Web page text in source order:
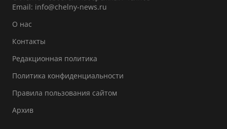
Email: info@chelny-news.ru
О нас
Контакты
Редакционная политика
Политика конфиденциальности
Правила пользования сайтом
Архив